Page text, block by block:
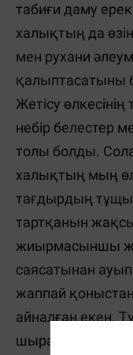
табиғи даму
xалықтың да
мен руxани
қалыптасатыны
Жетісу
небір белестер
толы болды.
xалықтың мың
тағдырдың
тартқанын
жиырмасыншы
саясатынан
жаппай
айналған екен.
шырайлы өлкенің